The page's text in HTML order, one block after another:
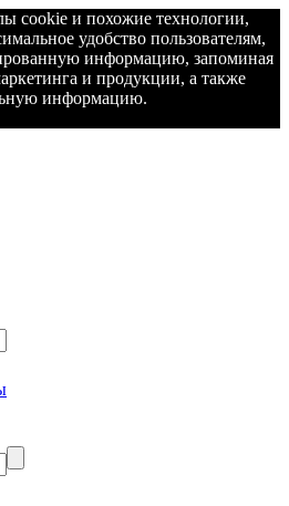
cookie и похожие технологии,
удобство пользователям,
информацию, запоминая
и продукции, а также
информацию.